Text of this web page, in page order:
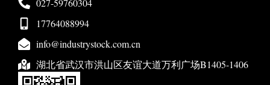
17764088994
info@industrystock.com.cn
湖北省武汉市洪山区友谊大道万利广场B1405-1406